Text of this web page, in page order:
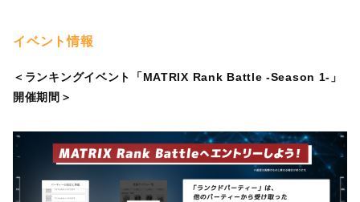
イベント情報
＜ランキングイベント「MATRIX Rank Battle -Season 1-」
開催期間＞